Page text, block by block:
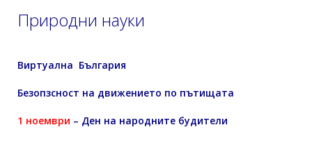
Природни науки
Виртуална България
Безопзсност на движението по пътищата
1 ноември – Ден на народните будители